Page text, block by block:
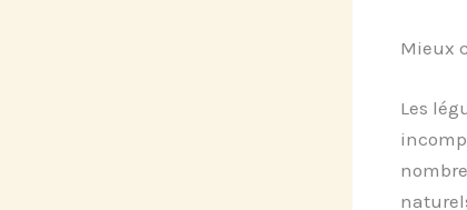
Mieux
Les